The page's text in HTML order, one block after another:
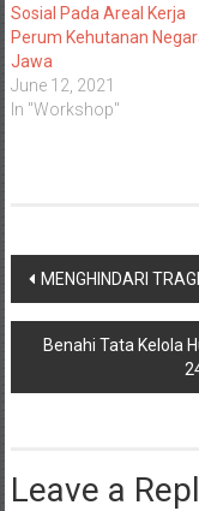
Sosial Pada Areal Kerja
Perum Kehutanan
Jawa
June 12, 2021
In "Workshop"
Post
navigation
MENGHINDARI
Benahi Tata Kelola
Leave a